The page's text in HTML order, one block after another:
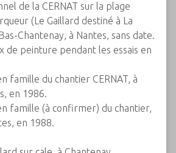
de la CERNAT sur la plage
(Le Gaillard destiné à La
Chantenay, à Nantes, sans date.
de peinture pendant les essais en
famille du chantier CERNAT, à
en 1986.
famille (à confirmer) du chantier,
en 1988.